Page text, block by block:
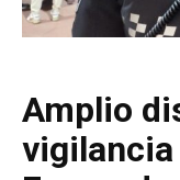
Amplio
vigilancia